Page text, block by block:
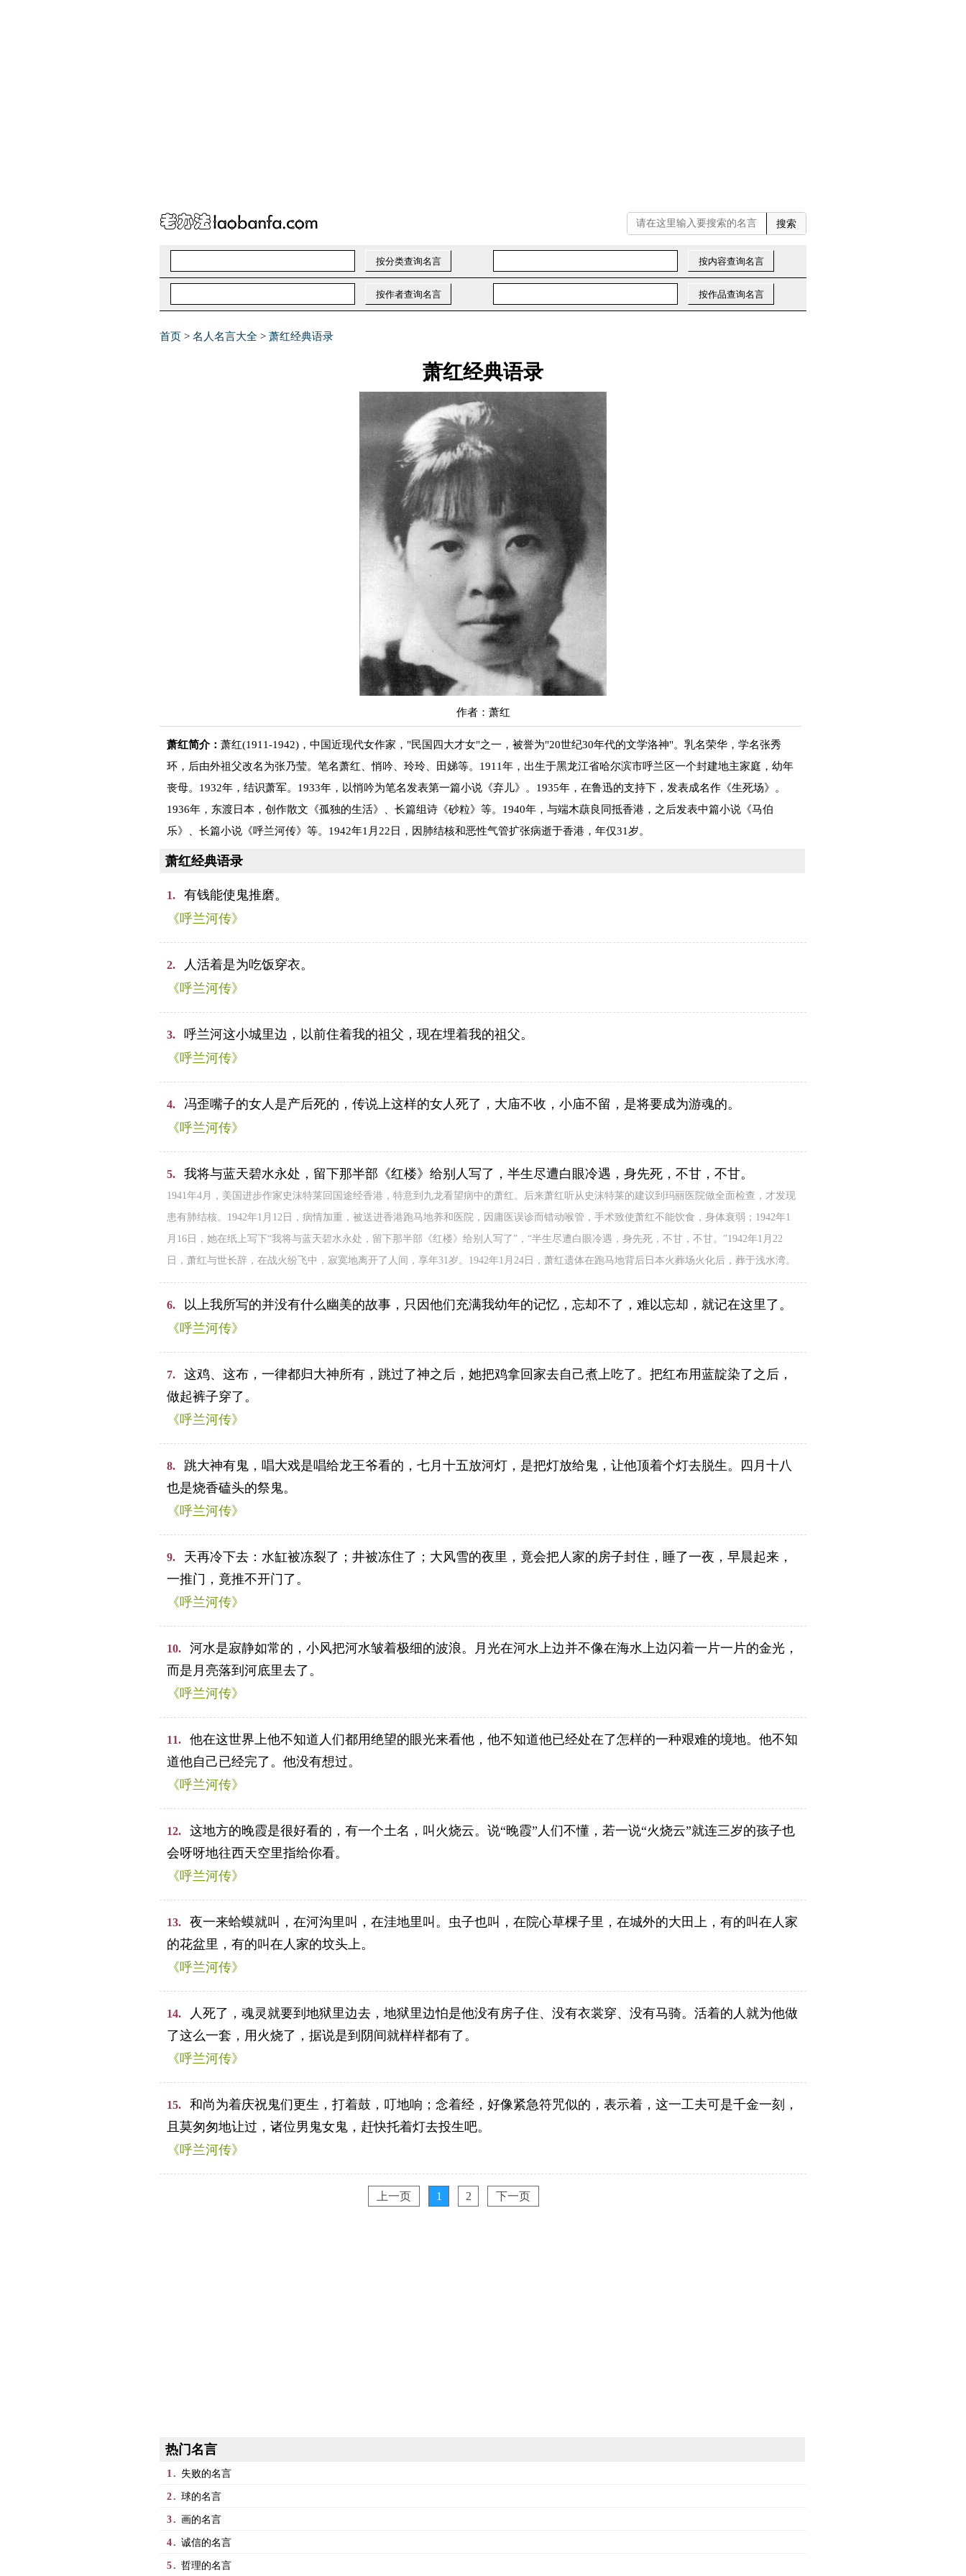
首页 > 名人名言大全 > 萧红经典语录
萧红经典语录
作者：萧红
萧红简介： 萧红(1911-1942)，中国近现代女作家，"民国四大才女"之一，被誉为"20世纪30年代的文学洛神"。乳名荣华，学名张秀
环，后由外祖父改名为张乃莹。笔名萧红、悄吟、玲玲、田娣等。1911年，出生于黑龙江省哈尔滨市呼兰区一个封建地主家庭，幼年
丧母。1932年，结识萧军。1933年，以悄吟为笔名发表第一篇小说《弃儿》。1935年，在鲁迅的支持下，发表成名作《生死场》。
1936年，东渡日本，创作散文《孤独的生活》、长篇组诗《砂粒》等。1940年，与端木蕻良同抵香港，之后发表中篇小说《马伯
乐》、长篇小说《呼兰河传》等。1942年1月22日，因肺结核和恶性气管扩张病逝于香港，年仅31岁。
萧红经典语录
1.
有钱能使鬼推磨。
《呼兰河传》
2.
人活着是为吃饭穿衣。
《呼兰河传》
3.
呼兰河这小城里边，以前住着我的祖父，现在埋着我的祖父。
《呼兰河传》
4.
冯歪嘴子的女人是产后死的，传说上这样的女人死了，大庙不收，小庙不留，是将要成为游魂的。
《呼兰河传》
5. 我将与蓝天碧水永处，留下那半部《红楼》给别人写了，半生尽遭白眼冷遇，身先死，不甘，不甘。
1941年4月，美国进步作家史沫特莱回国途经香港，特意到九龙看望病中的萧红。后来萧红听从史沫特莱的建议到玛丽医院做全面检查，才发现
患有肺结核。1942年1月12日，病情加重，被送进香港跑马地养和医院，因庸医误诊而错动喉管，手术致使萧红不能饮食，身体衰弱；1942年1
月16日，她在纸上写下“我将与蓝天碧水永处，留下那半部《红楼》给别人写了”，“半生尽遭白眼冷遇，身先死，不甘，不甘。”1942年1月22
日，萧红与世长辞，在战火纷飞中，寂寞地离开了人间，享年31岁。1942年1月24日，萧红遗体在跑马地背后日本火葬场火化后，葬于浅水湾。
6.
以上我所写的并没有什么幽美的故事，只因他们充满我幼年的记忆，忘却不了，难以忘却，就记在这里了。
《呼兰河传》
7.
这鸡、这布，一律都归大神所有，跳过了神之后，她把鸡拿回家去自己煮上吃了。把红布用蓝靛染了之后，
做起裤子穿了。
《呼兰河传》
8.
跳大神有鬼，唱大戏是唱给龙王爷看的，七月十五放河灯，是把灯放给鬼，让他顶着个灯去脱生。四月十八
也是烧香磕头的祭鬼。
《呼兰河传》
9.
天再冷下去：水缸被冻裂了；井被冻住了；大风雪的夜里，竟会把人家的房子封住，睡了一夜，早晨起来，
一推门，竟推不开门了。
《呼兰河传》
10.
河水是寂静如常的，小风把河水皱着极细的波浪。月光在河水上边并不像在海水上边闪着一片一片的金光，
而是月亮落到河底里去了。
《呼兰河传》
11.
他在这世界上他不知道人们都用绝望的眼光来看他，他不知道他已经处在了怎样的一种艰难的境地。他不知
道他自己已经完了。他没有想过。
《呼兰河传》
12.
这地方的晚霞是很好看的，有一个土名，叫火烧云。说“晚霞”人们不懂，若一说“火烧云”就连三岁的孩子也
会呀呀地往西天空里指给你看。
《呼兰河传》
13.
夜一来蛤蟆就叫，在河沟里叫，在洼地里叫。虫子也叫，在院心草棵子里，在城外的大田上，有的叫在人家
的花盆里，有的叫在人家的坟头上。
《呼兰河传》
14.
人死了，魂灵就要到地狱里边去，地狱里边怕是他没有房子住、没有衣裳穿、没有马骑。活着的人就为他做
了这么一套，用火烧了，据说是到阴间就样样都有了。
《呼兰河传》
15.
和尚为着庆祝鬼们更生，打着鼓，叮地响；念着经，好像紧急符咒似的，表示着，这一工夫可是千金一刻，
且莫匆匆地让过，诸位男鬼女鬼，赶快托着灯去投生吧。
《呼兰河传》
上一页 1 2 下一页
热门名言
1. 失败的名言
2. 球的名言
3. 画的名言
4. 诚信的名言
5. 哲理的名言